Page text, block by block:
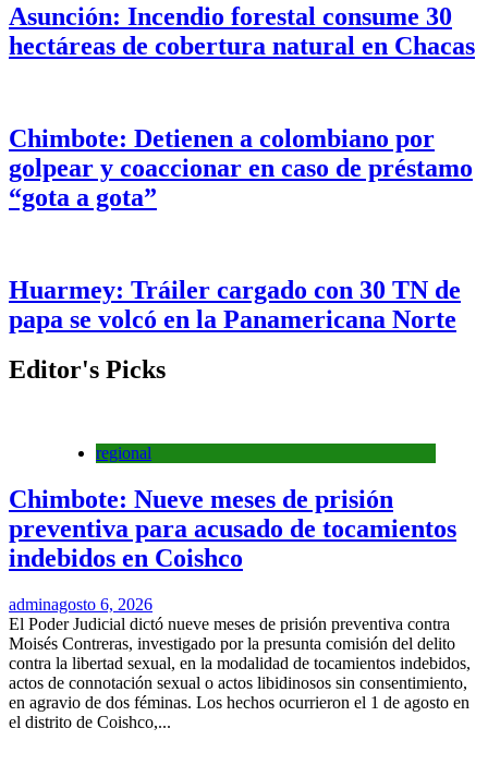
Asunción: Incendio forestal consume 30
hectáreas de cobertura natural en Chacas
Chimbote: Detienen a colombiano por
golpear y coaccionar en caso de préstamo
“gota a gota”
Huarmey: Tráiler cargado con 30 TN de
papa se volcó en la Panamericana Norte
Editor's Picks
regional
Chimbote: Nueve meses de prisión
preventiva para acusado de tocamientos
indebidos en Coishco
adminagosto 6, 2026
El Poder Judicial dictó nueve meses de prisión preventiva contra
Moisés Contreras, investigado por la presunta comisión del delito
contra la libertad sexual, en la modalidad de tocamientos indebidos,
actos de connotación sexual o actos libidinosos sin consentimiento,
en agravio de dos féminas. Los hechos ocurrieron el 1 de agosto en
el distrito de Coishco,...